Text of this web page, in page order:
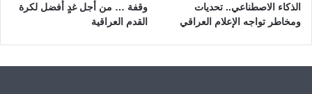
الذكاء الاصطناعي.. تحديات
ومخاطر تواجه الإعلام العراقي
وقفة … من أجل غدٍ أفضل لكرة
القدم العراقية